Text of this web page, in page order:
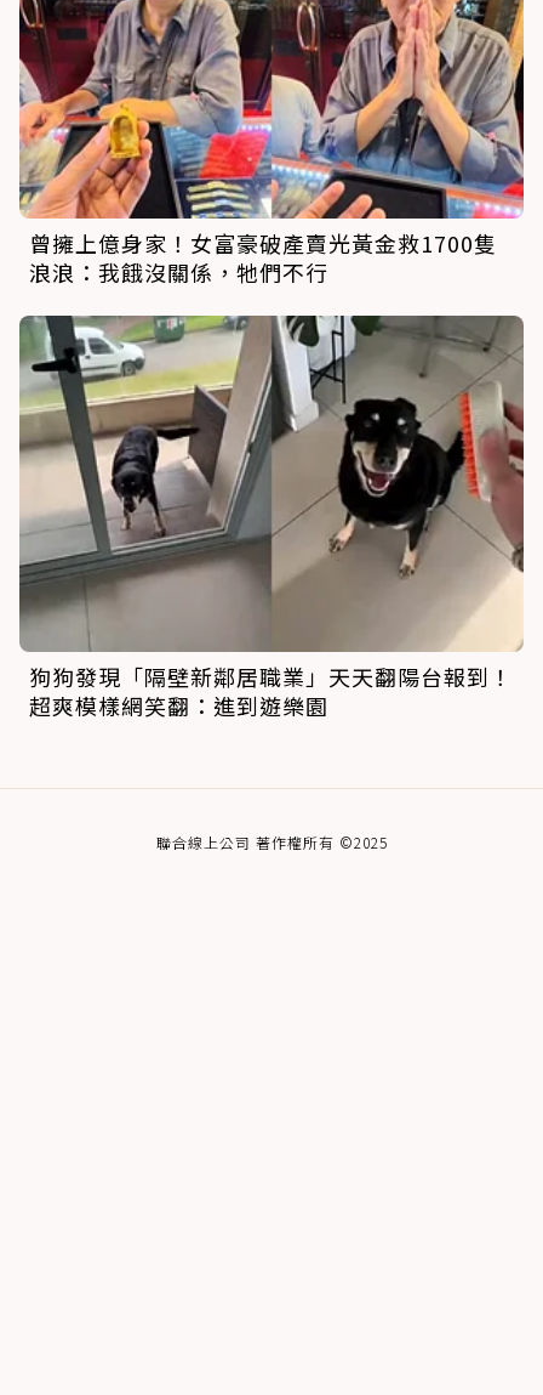
曾擁上億身家！女富豪破產賣光黃金救1700隻
浪浪：我餓沒關係，牠們不行
狗狗發現「隔壁新鄰居職業」天天翻陽台報到！
超爽模樣網笑翻：進到遊樂園
聯合線上公司 著作權所有 ©2025